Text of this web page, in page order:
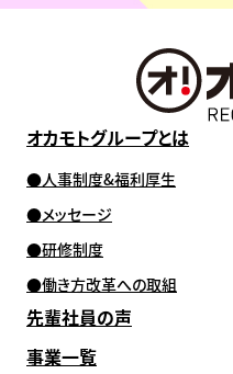
オカモトグループとは
人事制度&福利厚生
メッセージ
研修制度
働き方改革への取組
先輩社員の声
事業一覧